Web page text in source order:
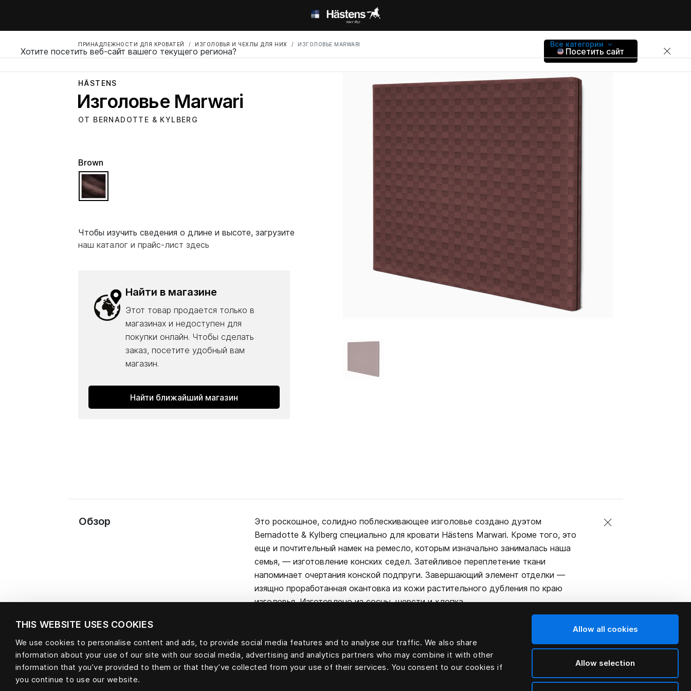
THIS WEBSITE USES COOKIES
We use cookies to personalise content and ads, to provide social media features and to analyse our traffic. We also share
information about your use of our site with our social media, advertising and analytics partners who may combine it with other
information that you’ve provided to them or that they’ve collected from your use of their services. You consent to our cookies if
you continue to use our website.
Allow all cookies
Allow selection
ПРИНАДЛЕЖНОСТИ ДЛЯ КРОВАТЕЙ ИЗГОЛОВЬЯ И ЧЕХЛЫ ДЛЯ НИХ ИЗГОЛОВЬЕ MARWARI Все категории
Хотите посетить веб-сайт вашего текущего региона? Посетить сайт
HÄSTENS
Изголовье Marwari
ОТ BERNADOTTE & KYLBERG
Чтобы изучить сведения о длине и высоте, загрузите
наш каталог и прайс-лист здесь
Brown
Найти в магазине
Этот товар продается только в
магазинах и недоступен для
покупки онлайн. Чтобы сделать
заказ, посетите удобный вам
магазин.
Найти ближайший магазин
Обзор
Это роскошное, солидно поблескивающее изголовье создано дуэтом
Bernadotte & Kylberg специально для кровати Hästens Marwari. Кроме того, это
еще и почтительный намек на ремесло, которым изначально занималась наша
семья, — изготовление конских седел. Затейливое переплетение ткани
напоминает очертания конской подпруги. Завершающий элемент отделки —
изящно проработанная окантовка из кожи растительного дубления по краю
изголовья. Изготовлено из сосны, шерсти и хлопка.
Материал